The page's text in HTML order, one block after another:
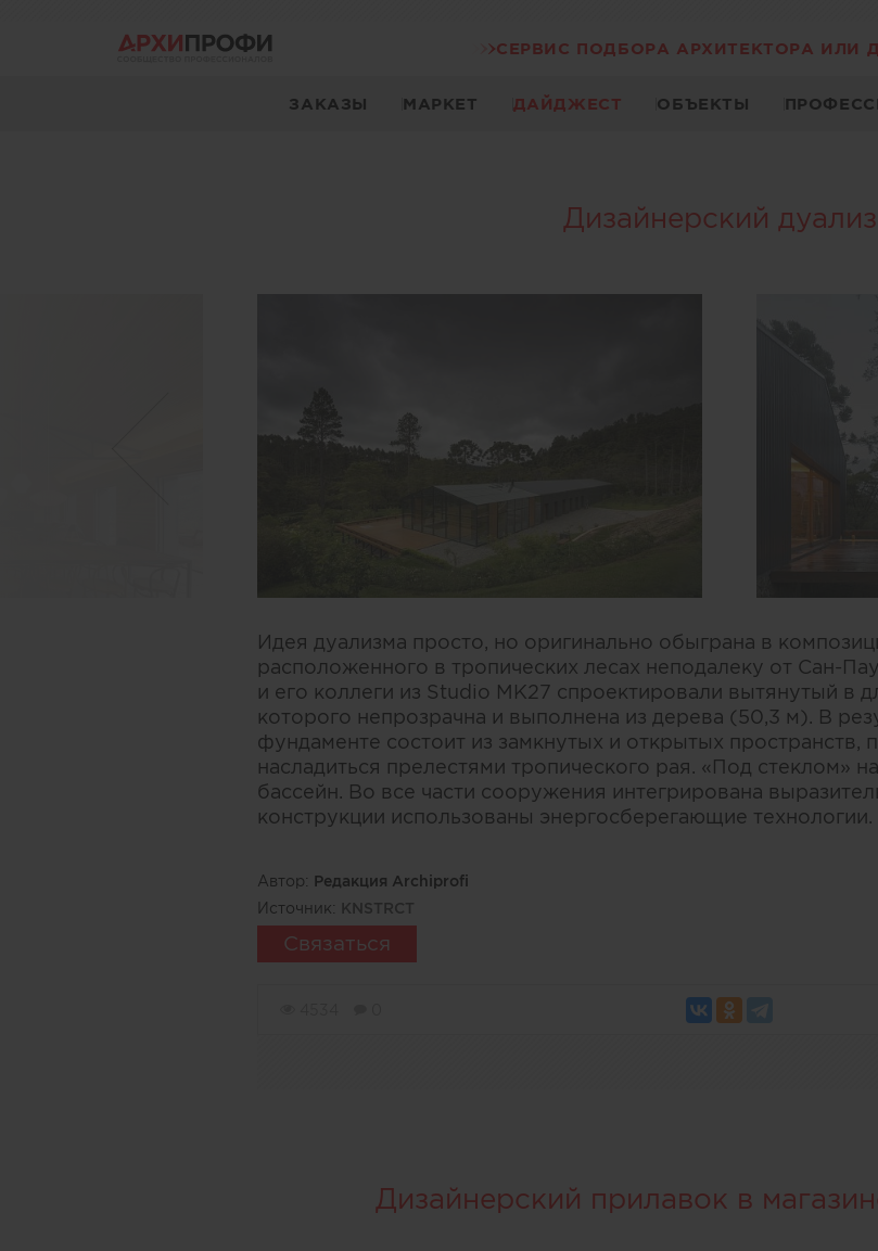
СЕРВИС ПОДБОРА АРХИТЕКТОРА ИЛИ
ЗАКАЗЫ МАРКЕТ ДАЙДЖЕСТ ОБЪЕКТЫ
Дизайнерский
Идея дуализма просто, но оригинально обыграна в
расположенного в тропических лесах неподалеку от Сан-
и его коллеги из Studio MK27 спроектировали вытянутый в
которого непрозрачна и выполнена из дерева (50,3 м). В
фундаменте состоит из замкнутых и открытых
насладиться прелестями тропического рая. «Под стеклом»
бассейн. Во все части сооружения интегрирована
конструкции использованы энергосберегающие технологии.
Автор: Редакция Archiprofi
Источник: KNSTRCT
Связаться
Дизайнерский прилавок в